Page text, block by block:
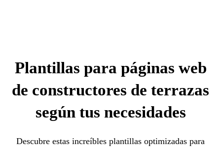
Plantillas para páginas web
de constructores de terrazas
según tus necesidades
Descubre estas increíbles plantillas optimizadas para